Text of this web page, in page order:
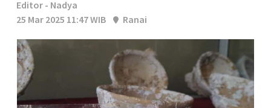
Editor - Nadya
25 Mar 2025 11:47 WIB
Ranai